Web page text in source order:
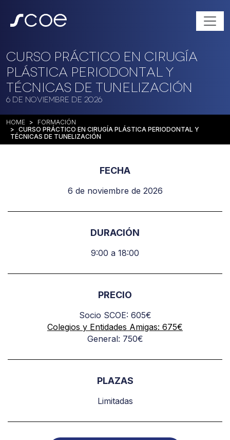
Curso práctico en Cirugía
plástica periodontal y
técnicas de tunelización
6 de noviembre de 2026
HOME
FORMACIÓN
CURSO PRÁCTICO EN CIRUGÍA PLÁSTICA PERIODONTAL Y
TÉCNICAS DE TUNELIZACIÓN
FECHA
6 de noviembre de 2026
DURACIÓN
9:00 a 18:00
PRECIO
Socio SCOE: 605€
Colegios y Entidades Amigas: 675€
General: 750€
PLAZAS
Limitadas